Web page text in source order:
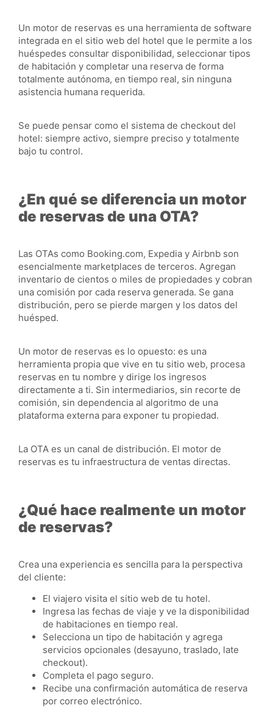
Un motor de reservas es una herramienta de software
integrada en el sitio web del hotel que le permite a los
huéspedes consultar disponibilidad, seleccionar tipos
de habitación y completar una reserva de forma
totalmente autónoma, en tiempo real, sin ninguna
asistencia humana requerida.
Se puede pensar como el sistema de checkout del
hotel: siempre activo, siempre preciso y totalmente
bajo tu control.
¿En qué se diferencia un motor
de reservas de una OTA?
Las OTAs como Booking.com, Expedia y Airbnb son
esencialmente marketplaces de terceros. Agregan
inventario de cientos o miles de propiedades y cobran
una comisión por cada reserva generada. Se gana
distribución, pero se pierde margen y los datos del
huésped.
Un motor de reservas es lo opuesto: es una
herramienta propia que vive en tu sitio web, procesa
reservas en tu nombre y dirige los ingresos
directamente a ti. Sin intermediarios, sin recorte de
comisión, sin dependencia al algoritmo de una
plataforma externa para exponer tu propiedad.
La OTA es un canal de distribución. El motor de
reservas es tu infraestructura de ventas directas.
¿Qué hace realmente un motor
de reservas?
Crea una experiencia es sencilla para la perspectiva
del cliente:
El viajero visita el sitio web de tu hotel.
Ingresa las fechas de viaje y ve la disponibilidad
de habitaciones en tiempo real.
Selecciona un tipo de habitación y agrega
servicios opcionales (desayuno, traslado, late
checkout).
Completa el pago seguro.
Recibe una confirmación automática de reserva
por correo electrónico.